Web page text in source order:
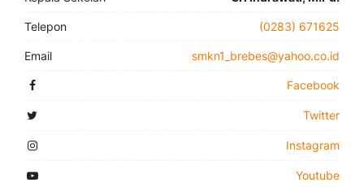
Telepon (0283) 671625
Email smkn1_brebes@yahoo.co.id
Facebook
Twitter
Instagram
Youtube